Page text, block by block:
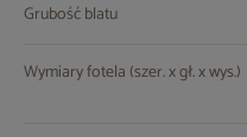
Grubość blatu
Wymiary fotela (szer. x gł. x wys.)